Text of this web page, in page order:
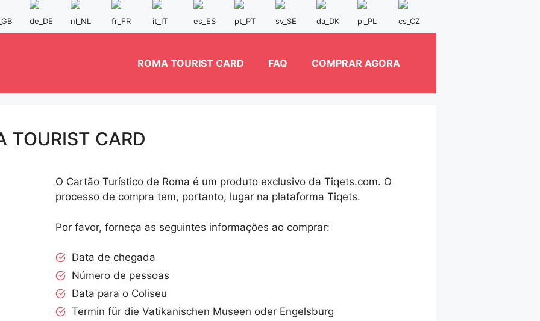
ROMA TOURIST CARD
FAQ COMPRAR AGORA
TOURIST CARD
O Cartão Turístico de Roma é um produto exclusivo da Tiqets.com. O
processo de compra tem, portanto, lugar na plataforma Tiqets.
Por favor, forneça as seguintes informações ao comprar:
Data de chegada
Número de pessoas
Data para o Coliseu
Termin für die Vatikanischen Museen oder Engelsburg